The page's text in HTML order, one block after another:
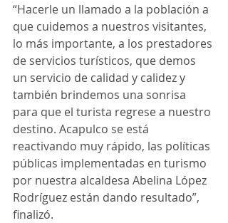
“Hacerle un llamado a la población a
que cuidemos a nuestros visitantes,
lo más importante, a los prestadores
de servicios turísticos, que demos
un servicio de calidad y calidez y
también brindemos una sonrisa
para que el turista regrese a nuestro
destino. Acapulco se está
reactivando muy rápido, las políticas
públicas implementadas en turismo
por nuestra alcaldesa Abelina López
Rodríguez están dando resultado”,
finalizó.